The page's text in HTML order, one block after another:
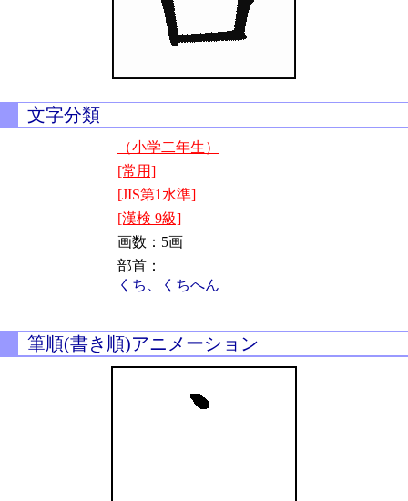
文字分類
（小学二年生）
[常用]
[JIS第1水準]
[漢検 9級]
画数：5画
部首：
くち、くちへん
筆順(書き順)アニメーション